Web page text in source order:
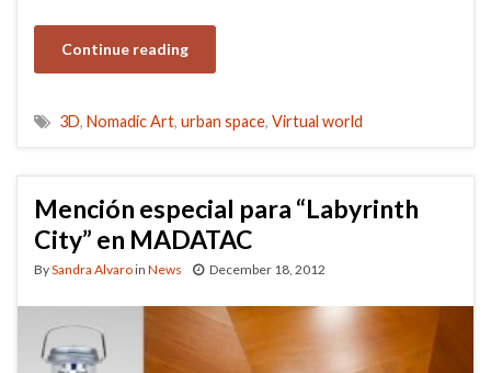
Continue reading
3D, Nomadic Art, urban space, Virtual world
Mención especial para “Labyrinth
City” en MADATAC
BySandra Alvaroin News December 18, 2012